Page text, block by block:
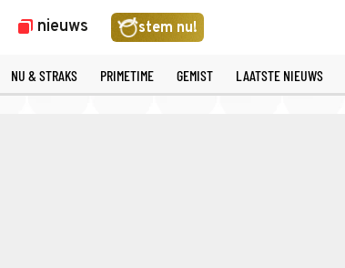
nieuws stem nu!
NU & STRAKS PRIMETIME GEMIST LAATSTE NIEUWS